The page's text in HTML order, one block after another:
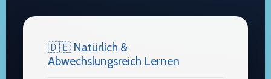
🇩🇪 Natürlich &
Abwechslungsreich Lernen